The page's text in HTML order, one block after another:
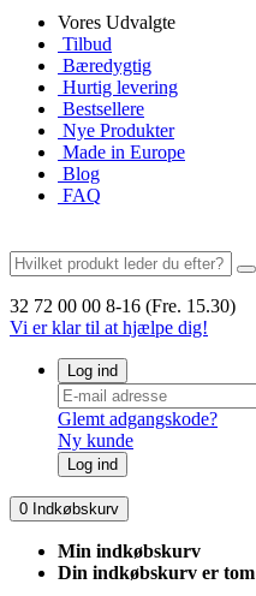
Vores Udvalgte
Tilbud
Bæredygtig
Hurtig levering
Bestsellere
Nye Produkter
Made in Europe
Blog
FAQ
32 72 00 00 8-16 (Fre. 15.30)
Vi er klar til at hjælpe dig!
Log ind
Glemt adgangskode?
Ny kunde
Log ind
0 Indkøbskurv
Min indkøbskurv
Din indkøbskurv er tom